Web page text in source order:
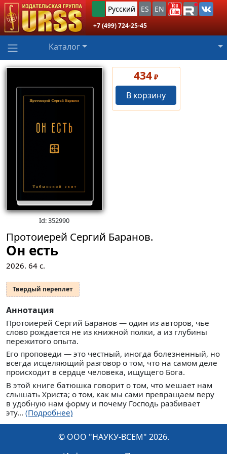
Русский ES EN
+7 (499) 724-25-45
Каталог
Id: 352990
434 ₽
В корзину
Протоиерей Сергий Баранов.
Он есть
2026. 64 с.
Твердый переплет
Аннотация
Протоиерей Сергий Баранов — один из авторов, чье
слово рождается не из книжной полки, а из глубины
пережитого опыта.
Его проповеди — это честный, иногда болезненный, но
всегда исцеляющий разговор о том, что на самом деле
происходит в сердце человека, ищущего Бога.
В этой книге батюшка говорит о том, что мешает нам
слышать Христа; о том, как мы сами превращаем веру
в удобную нам форму и почему Господь разбивает
эту... (Подробнее)
© ООО "НАУКУ-ВСЕМ" 2026.